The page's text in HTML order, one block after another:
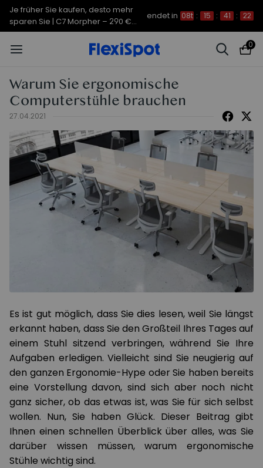
Je früher Sie kaufen, desto mehr
sparen Sie | C7 Morpher – 290 €
Rabatt
endet in 08t : 15 : 41 : 21
0
Warum Sie ergonomische
Computerstühle brauchen
27.04.2021
Es ist gut möglich, dass Sie dies lesen, weil Sie längst
erkannt haben, dass Sie den Großteil Ihres Tages auf
einem Stuhl sitzend verbringen, während Sie Ihre
Aufgaben erledigen. Vielleicht sind Sie neugierig auf
den ganzen Ergonomie-Hype oder Sie haben bereits
eine Vorstellung davon, sind sich aber noch nicht
ganz sicher, ob das etwas ist, was Sie für sich selbst
wollen. Nun, Sie haben Glück. Dieser Beitrag gibt
Ihnen einen schnellen Überblick über alles, was Sie
darüber wissen müssen, warum ergonomische
Stühle wichtig sind.